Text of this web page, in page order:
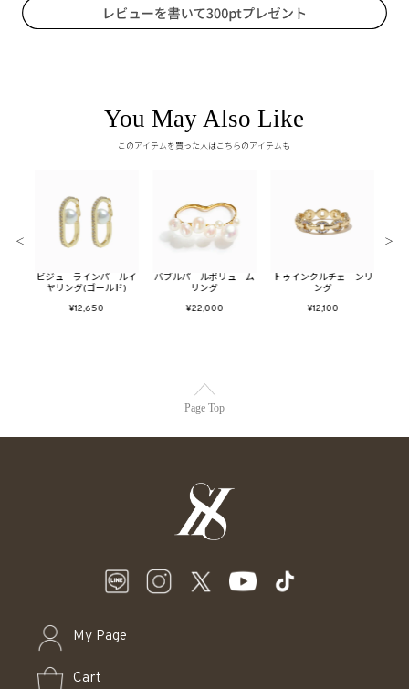
You May Also Like
このアイテムを買った人はこちらのアイテムも
ビジューラインパールイ
ヤリング(ゴールド)
¥12,650
バブルパールボリューム
リング
¥22,000
トゥインクルチェーンリ
ング
¥12,100
＜ ＞
Page Top
My Page
Cart